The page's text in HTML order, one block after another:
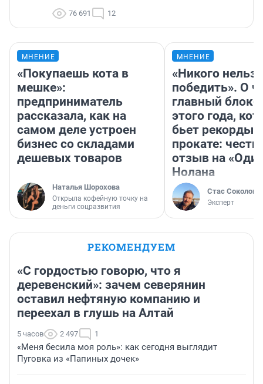
76 691 12
МНЕНИЕ
«Покупаешь кота в
мешке»:
предприниматель
рассказала, как на
самом деле устроен
бизнес со складами
дешевых товаров
Наталья Шорохова
Открыла кофейную точку на
деньги соцразвития
МНЕНИЕ
«Никого нельзя
победить». О
главный
этого года,
бьет рекорды в
прокате:
отзыв на
Нолана
Стас Соколов
Эксперт
РЕКОМЕНДУЕМ
«С гордостью говорю, что я
деревенский»: зачем северянин
оставил нефтяную компанию и
переехал в глушь на Алтай
5 часов 2 497 1
«Меня бесила моя роль»: как сегодня выглядит
Пуговка из «Папиных дочек»